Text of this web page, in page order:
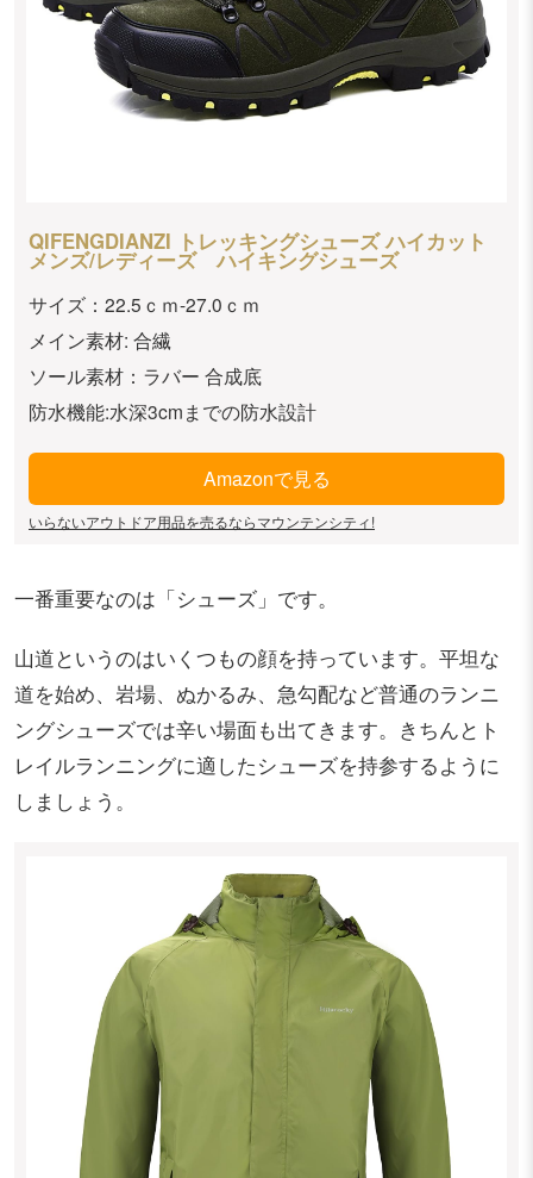
QIFENGDIANZI トレッキングシューズ ハイカット
メンズ/レディーズ ハイキングシューズ
サイズ：22.5ｃｍ-27.0ｃｍ
メイン素材: 合繊
ソール素材：ラバー 合成底
防水機能:水深3cmまでの防水設計
Amazonで見る
いらないアウトドア用品を売るならマウンテンシティ!
一番重要なのは「シューズ」です。
山道というのはいくつもの顔を持っています。平坦な
道を始め、岩場、ぬかるみ、急勾配など普通のランニ
ングシューズでは辛い場面も出てきます。きちんとト
レイルランニングに適したシューズを持参するように
しましょう。